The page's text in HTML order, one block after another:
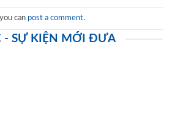
can post a comment.
- SỰ KIỆN MỚI ĐƯA